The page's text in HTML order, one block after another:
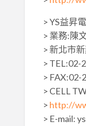
> YS益昇
> 業務:陳
> 新北市
> TEL:02-
> FAX:02-
> CELL
> http://
> E-mail: